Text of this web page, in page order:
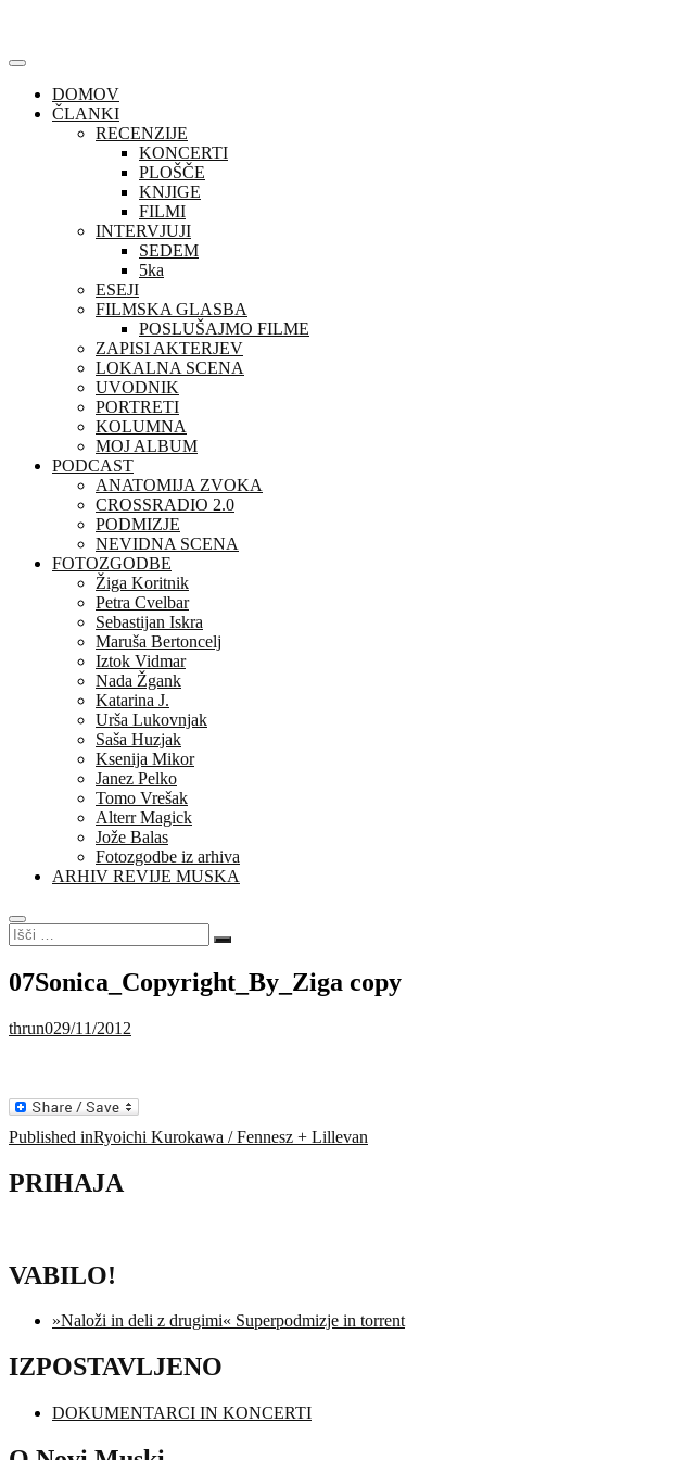
content
DOMOV
ČLANKI
RECENZIJE
KONCERTI
PLOŠČE
KNJIGE
FILMI
INTERVJUJI
SEDEM
5ka
ESEJI
FILMSKA GLASBA
POSLUŠAJMO FILME
ZAPISI AKTERJEV
LOKALNA SCENA
UVODNIK
PORTRETI
KOLUMNA
MOJ ALBUM
PODCAST
ANATOMIJA ZVOKA
CROSSRADIO 2.0
PODMIZJE
NEVIDNA SCENA
FOTOZGODBE
Žiga Koritnik
Petra Cvelbar
Sebastijan Iskra
Maruša Bertoncelj
Iztok Vidmar
Nada Žgank
Katarina J.
Urša Lukovnjak
Saša Huzjak
Ksenija Mikor
Janez Pelko
Tomo Vrešak
Alterr Magick
Jože Balas
Fotozgodbe iz arhiva
ARHIV REVIJE MUSKA
Išči
…
07Sonica_Copyright_By_Ziga copy
thrun029/11/2012
Navigacija
prispevka
Published inRyoichi Kurokawa / Fennesz + Lillevan
PRIHAJA
VABILO!
»Naloži in deli z drugimi« Superpodmizje in torrent
IZPOSTAVLJENO
DOKUMENTARCI IN KONCERTI